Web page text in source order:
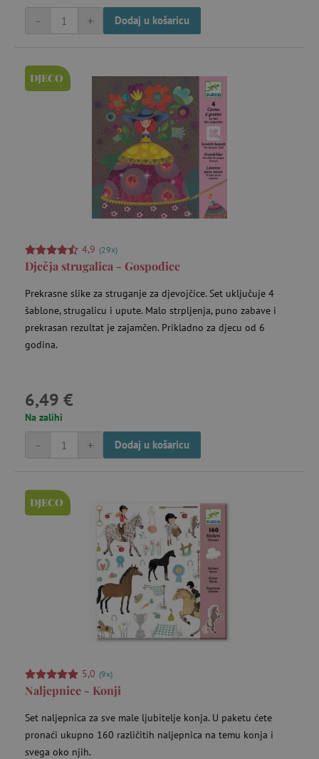
+
- Dodaj u košaricu
DJECO
4,9 (29x)
Dječja strugalica - Gospođice
Prekrasne slike za struganje za djevojčice. Set uključuje 4
šablone, strugalicu i upute. Malo strpljenja, puno zabave i
prekrasan rezultat je zajamčen. Prikladno za djecu od 6
godina.
6,49 €
Na zalihi
+
- Dodaj u košaricu
DJECO
5,0 (9x)
Naljepnice - Konji
Set naljepnica za sve male ljubitelje konja. U paketu ćete
pronaći ukupno 160 različitih naljepnica na temu konja i
svega oko njih.